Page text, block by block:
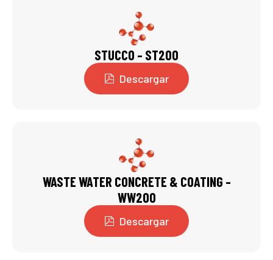
STUCCO – ST200
Descargar
WASTE WATER CONCRETE & COATING –
WW200
Descargar